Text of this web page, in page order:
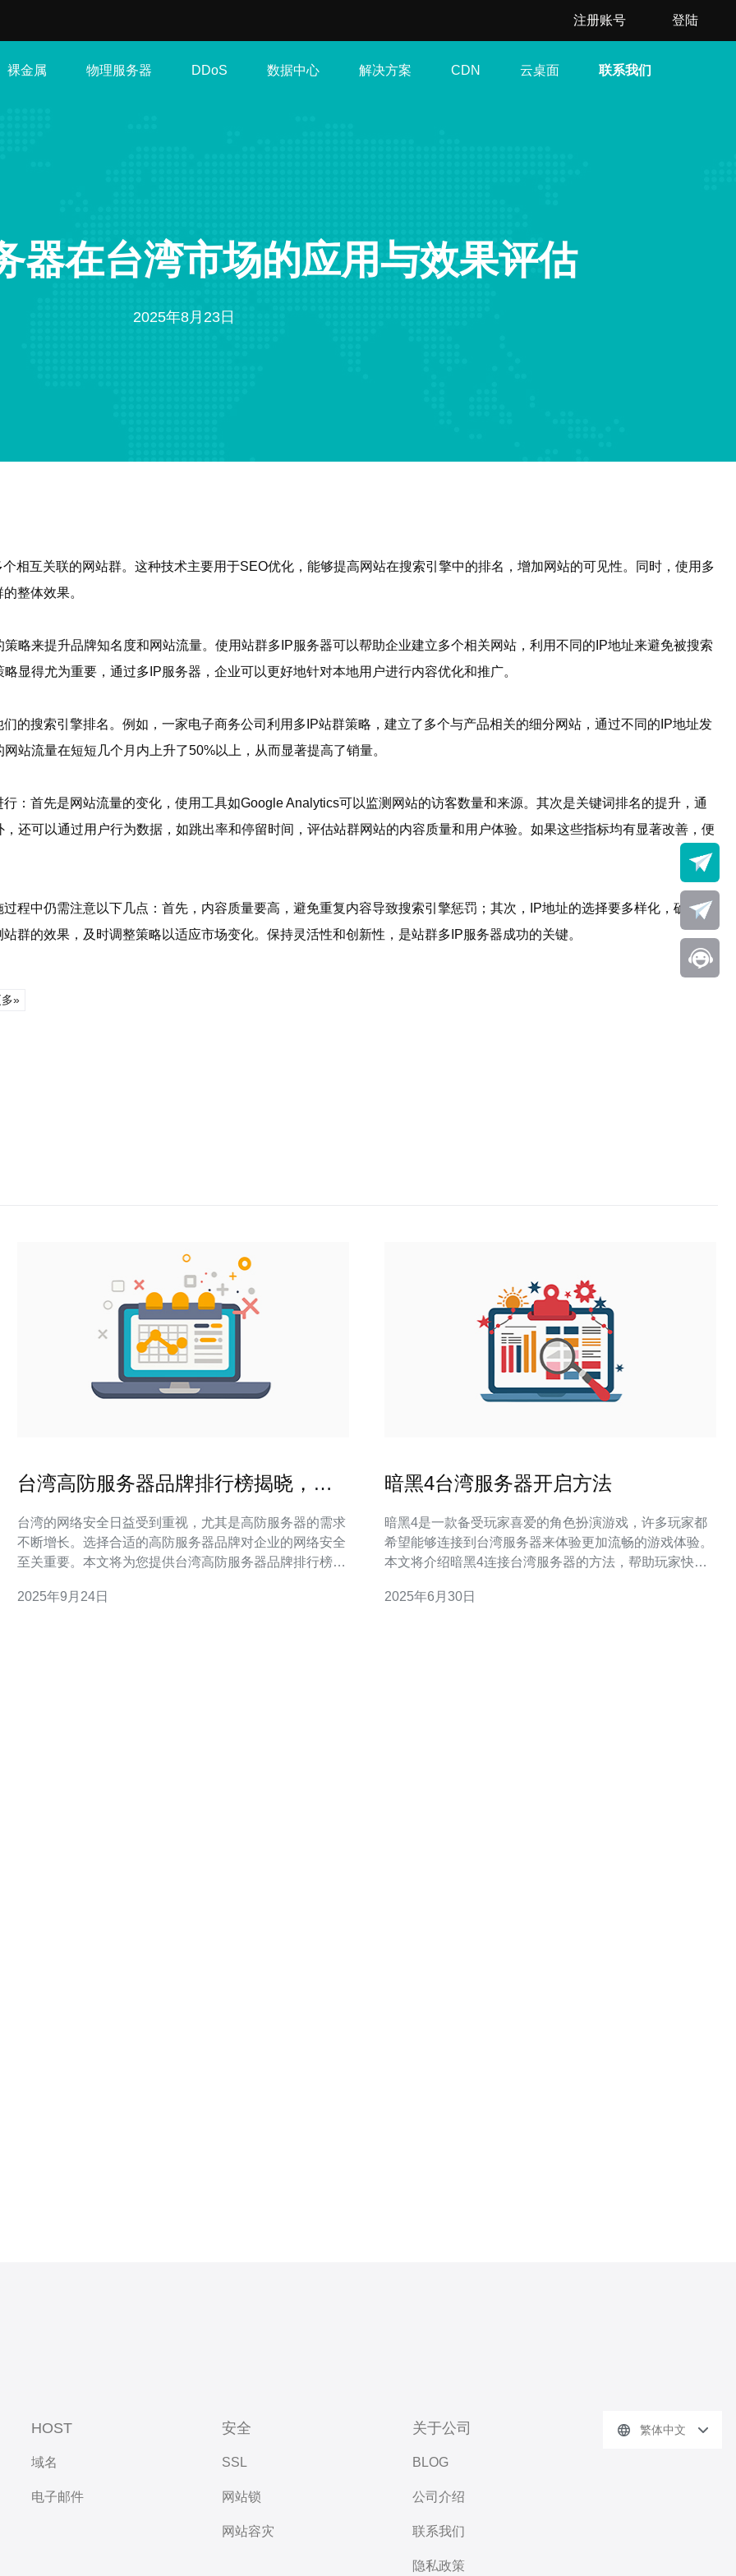
注册账号 登陆
裸金属 物理服务器 DDoS 数据中心 解决方案 CDN 云桌面 联系我们
器在台湾市场的应用与效果评估
2025年8月23日
相互关联的网站群。这种技术主要用于SEO优化，能够提高网站在搜索引擎中的排名，增加网站的可见性。同时，使用多
整体效果。
略来提升品牌知名度和网站流量。使用站群多IP服务器可以帮助企业建立多个相关网站，利用不同的IP地址来避免被搜索
显得尤为重要，通过多IP服务器，企业可以更好地针对本地用户进行内容优化和推广。
的搜索引擎排名。例如，一家电子商务公司利用多IP站群策略，建立了多个与产品相关的细分网站，通过不同的IP地址发
站流量在短短几个月内上升了50%以上，从而显著提高了销量。
：首先是网站流量的变化，使用工具如Google Analytics可以监测网站的访客数量和来源。其次是关键词排名的提升，通
还可以通过用户行为数据，如跳出率和停留时间，评估站群网站的内容质量和用户体验。如果这些指标均有显著改善，便
程中仍需注意以下几点：首先，内容质量要高，避免重复内容导致搜索引擎惩罚；其次，IP地址的选择要多样化，确保不
群的效果，及时调整策略以适应市场变化。保持灵活性和创新性，是站群多IP服务器成功的关键。
»
台湾高防服务器品牌排行榜揭晓，你
台湾的网络安全日益受到重视，尤其是高防服务器的需求
不断增长。选择合适的高防服务器品牌对企业的网络安全
至关重要。本文将为您提供台湾高防服务器品牌排行榜，
务器之前，您需要了解什么是高防服务器。高防服务器是
2025年9月24日
暗黑4台湾服务器开启方法
暗黑4是一款备受玩家喜爱的角色扮演游戏，许多玩家都
希望能够连接到台湾服务器来体验更加流畅的游戏体验。
本文将介绍暗黑4连接台湾服务器的方法，帮助玩家快速
VPN软件。VPN可以帮助玩家修改IP地址，让玩家可以连
2025年6月30日
HOST
域名
电子邮件
安全
SSL
网站锁
网站容灾
关于公司
BLOG
公司介绍
联系我们
隐私政策
繁体中文